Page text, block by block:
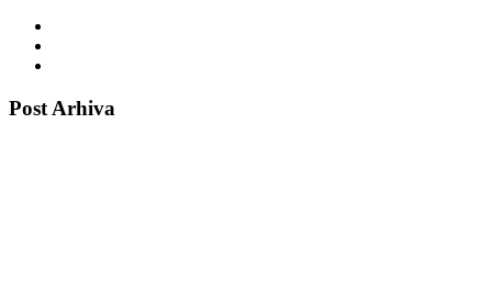
Post Arhiva